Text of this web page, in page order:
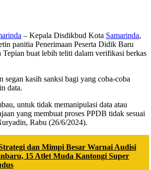
– Kepala Disdikbud Kota Samarinda,
panitia Penerimaan Peserta Didik Baru
buat lebih teliti dalam verifikasi berkas
segan kasih sanksi bagi yang coba-coba
data.
untuk tidak memanipulasi data atau
yang membuat proses PPDB tidak sesuai
Rabu (26/6/2024).
dan Mimpi Besar Warnai Audisi
15 Atlet Muda Kantongi Super